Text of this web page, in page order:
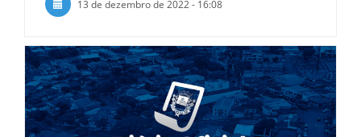
13 de dezembro de 2022 - 16:08